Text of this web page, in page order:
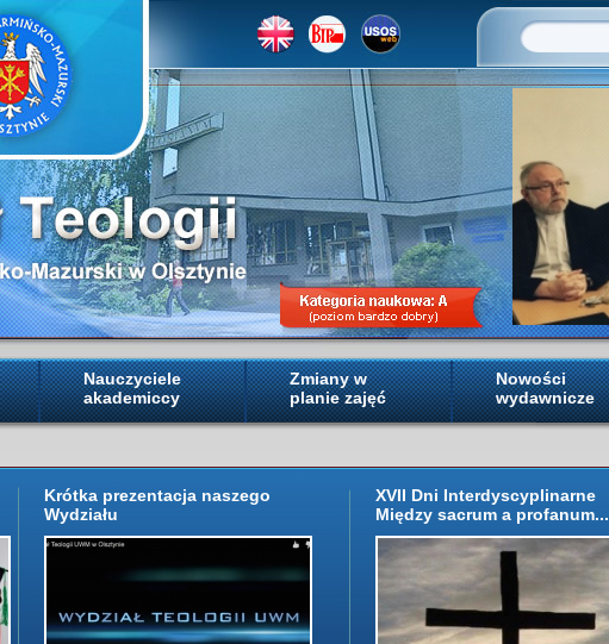
Nauczyciele
akademiccy
Zmiany w
planie zajęć
Nowości
wydawnicze
Krótka prezentacja naszego
Wydziału
XVII Dni Interdyscyplinarne
Między sacrum a profanum...